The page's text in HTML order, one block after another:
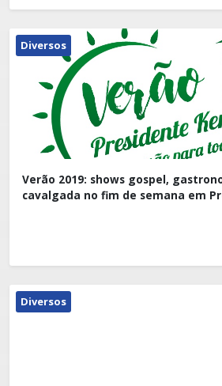
Diversos
Verão 2019: shows gospel,
cavalgada no fim de semana em
Diversos